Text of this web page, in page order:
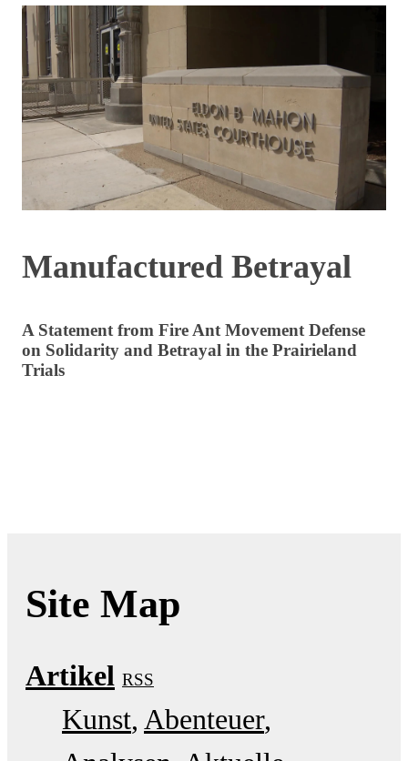
Manufactured Betrayal
A Statement from Fire Ant Movement Defense
on Solidarity and Betrayal in the Prairieland
Trials
Site Map
Artikel RSS
Kunst Abenteuer